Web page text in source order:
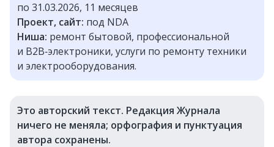
по 31.03.2026, 11 месяцев
Проект, сайт: под NDA
Ниша: ремонт бытовой, профессиональной
и B2B‑электроники, услуги по ремонту техники
и электрооборудования.
Это авторский текст. Редакция Журнала
ничего не меняла; орфография и пунктуация
автора сохранены.